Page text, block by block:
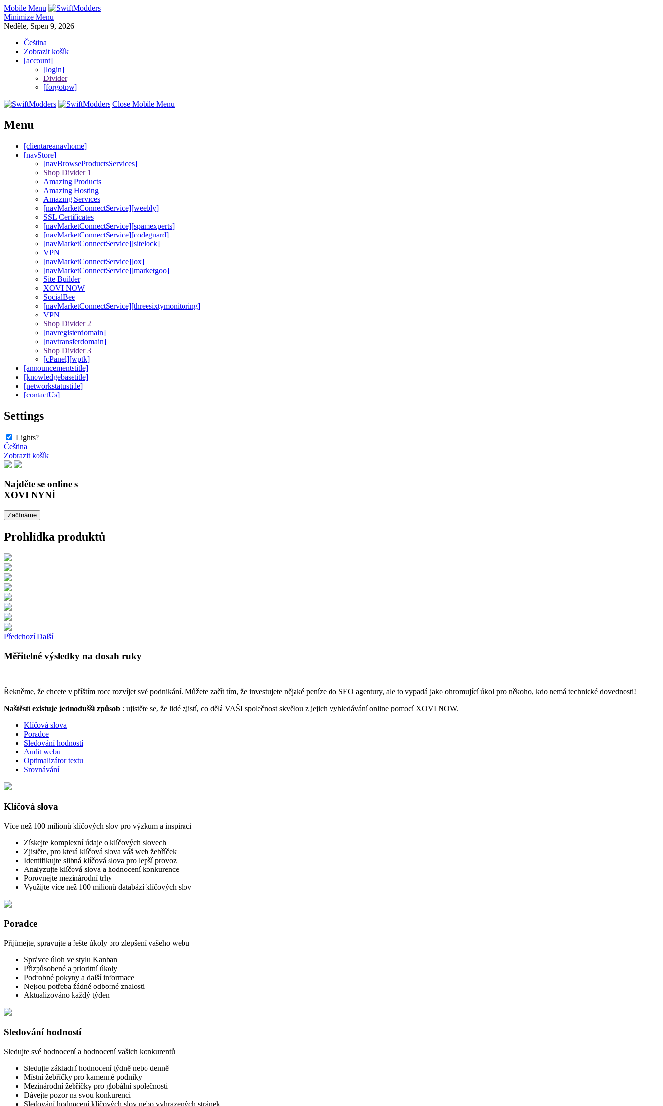
Mobile Menu
Minimize Menu
Neděle, Srpen 9, 2026
Čeština
Zobrazit košík
[account]
[login]
Divider
[forgotpw]
Close Mobile Menu
Menu
[clientareanavhome]
[navStore]
[navBrowseProductsServices]
Shop Divider 1
Amazing Products
Amazing Hosting
Amazing Services
[navMarketConnectService][weebly]
SSL Certificates
[navMarketConnectService][spamexperts]
[navMarketConnectService][codeguard]
[navMarketConnectService][sitelock]
VPN
[navMarketConnectService][ox]
[navMarketConnectService][marketgoo]
Site Builder
XOVI NOW
SocialBee
[navMarketConnectService][threesixtymonitoring]
VPN
Shop Divider 2
[navregisterdomain]
[navtransferdomain]
Shop Divider 3
[cPanel][wptk]
[announcementstitle]
[knowledgebasetitle]
[networkstatustitle]
[contactUs]
Settings
Lights?
Čeština
Zobrazit košík
Najděte se online s
XOVI NYNÍ
Začínáme
Prohlídka produktů
Předchozí Další
Měřitelné výsledky na dosah ruky
Řekněme, že chcete v příštím roce rozvíjet své podnikání. Můžete začít tím, že investujete nějaké peníze do SEO agentury, ale to vypadá jako ohromující úkol pro někoho, kdo nemá technické dovednosti!
Naštěstí existuje jednodušší způsob : ujistěte se, že lidé zjistí, co dělá VAŠI společnost skvělou z jejich vyhledávání online pomocí XOVI NOW.
Klíčová slova
Poradce
Sledování hodností
Audit webu
Optimalizátor textu
Srovnávání
Klíčová slova
Více než 100 milionů klíčových slov pro výzkum a inspiraci
Získejte komplexní údaje o klíčových slovech
Zjistěte, pro která klíčová slova váš web žebříček
Identifikujte slibná klíčová slova pro lepší provoz
Analyzujte klíčová slova a hodnocení konkurence
Porovnejte mezinárodní trhy
Využijte více než 100 milionů databází klíčových slov
Poradce
Přijímejte, spravujte a řešte úkoly pro zlepšení vašeho webu
Správce úloh ve stylu Kanban
Přizpůsobené a prioritní úkoly
Podrobné pokyny a další informace
Nejsou potřeba žádné odborné znalosti
Aktualizováno každý týden
Sledování hodností
Sledujte své hodnocení a hodnocení vašich konkurentů
Sledujte základní hodnocení týdně nebo denně
Místní žebříčky pro kamenné podniky
Mezinárodní žebříčky pro globální společnosti
Dávejte pozor na svou konkurenci
Sledování hodnocení klíčových slov nebo vyhrazených stránek